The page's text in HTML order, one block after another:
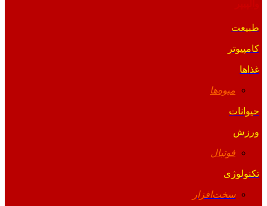
طبیعت
کامپیوتر
غذاها
میوه‌ها
حیوانات
ورزش
فوتبال
تکنولوژی
سخت‌افزار